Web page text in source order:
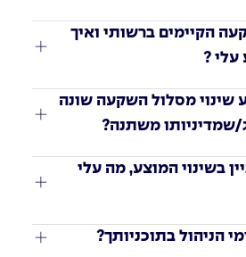
?
משתנה?
הניהול בתוכניותך?